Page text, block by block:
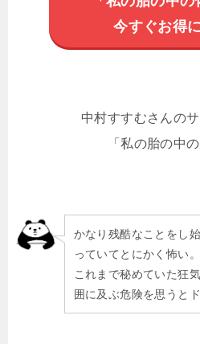
今すぐお得
中村すすむさんの
「私の胎の中
かなり残酷なことをし
っていてとにかく怖い。
これまで秘めていた狂
囲に及ぶ危険を思うと